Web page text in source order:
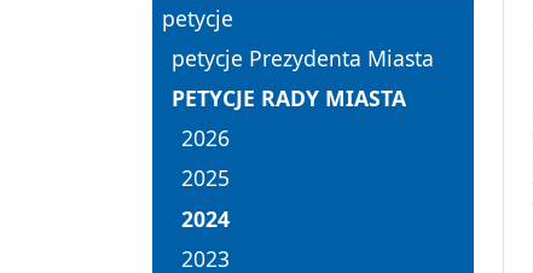
petycje
petycje Prezydenta Miasta
PETYCJE RADY MIASTA
2026
2025
2024
2023